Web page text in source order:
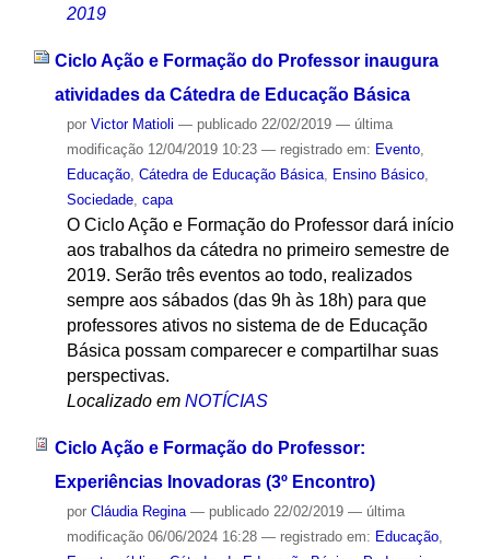
2019
Ciclo Ação e Formação do Professor inaugura
atividades da Cátedra de Educação Básica
por Victor Matioli — publicado22/02/2019 — última
modificação12/04/2019 10:23 — registrado em: Evento,
Educação, Cátedra de Educação Básica, Ensino Básico,
Sociedade, capa
O Ciclo Ação e Formação do Professor dará início
aos trabalhos da cátedra no primeiro semestre de
2019. Serão três eventos ao todo, realizados
sempre aos sábados (das 9h às 18h) para que
professores ativos no sistema de de Educação
Básica possam comparecer e compartilhar suas
perspectivas.
Localizado em NOTÍCIAS
Ciclo Ação e Formação do Professor:
Experiências Inovadoras (3º Encontro)
por Cláudia Regina — publicado22/02/2019 — última
modificação06/06/2024 16:28 — registrado em: Educação,